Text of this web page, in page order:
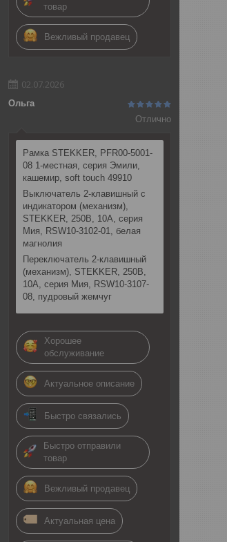
товар
Вежливый продавец
02.07.2026
Ольга
Отлично
Рамка STEKKER, PFR00-5001-
08 1-местная, серия Эмили,
кашемир, soft touch 49910
Выключатель 2-клавишный c
индикатором (механизм),
STEKKER, 250В, 10А, серия
Мия, RSW10-3102-01, белая
магнолия
Переключатель 2-клавишный
(механизм), STEKKER, 250В,
10А, серия Мия, RSW10-3107-
08, пудровый жемчуг
Хорошее
обслуживание
Актуальное описание
Быстро связались
Быстро отправили
товар
Вежливый продавец
Актуальная цена